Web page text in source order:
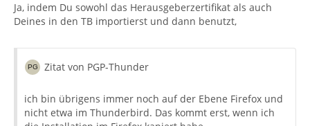
Ja, indem Du sowohl das Herausgeberzertifikat als auch
Deines in den TB importierst und dann benutzt,
Zitat von PGP-Thunder
ich bin übrigens immer noch auf der Ebene Firefox und
nicht etwa im Thunderbird. Das kommt erst, wenn ich